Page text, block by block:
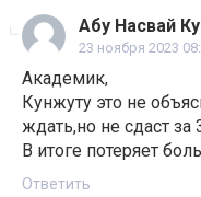
Абу Насвай
23 ноября 2023
Академик,
Кунжуту это не
ждать,но не сдаст за
В итоге потеряет
Ответить